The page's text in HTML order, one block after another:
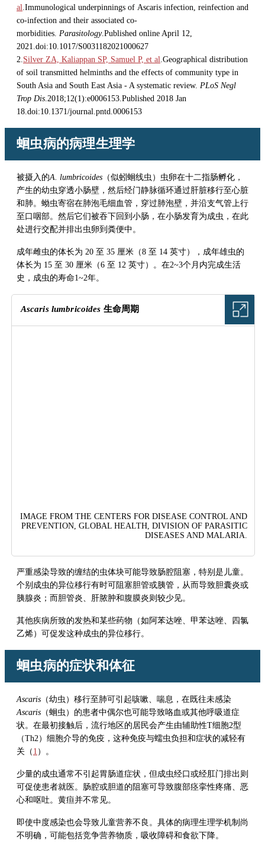
al .Immunological underpinnings of Ascaris infection, reinfection and
co-infection and their associated co-
morbidities. Parasitology.Published online April 12,
2021.doi:10.1017/S0031182021000627
2. Silver ZA, Kaliappan SP, Samuel P, et al .Geographical distribution
of soil transmitted helminths and the effects of community type in
South Asia and South East Asia - A systematic review. PLoS Negl
Trop Dis .2018;12(1):e0006153.Published 2018 Jan
18.doi:10.1371/journal.pntd.0006153
蛔虫病的病理生理学
被摄入的A. lumbricoides （似蚓蛔线虫）虫卵在十二指肠孵化，
产生的幼虫穿透小肠壁，然后经门静脉循环通过肝脏移行至心脏
和肺。蚴虫寄宿在肺泡毛细血管，穿过肺泡壁，并沿支气管上行
至口咽部。然后它们被吞下回到小肠，在小肠发育为成虫，在此
处进行交配并排出虫卵到粪便中。
成年雌虫的体长为 20 至 35 厘米（8 至 14 英寸），成年雄虫的
体长为 15 至 30 厘米（6 至 12 英寸）。在2~3个月内完成生活
史，成虫的寿命1~2年。
Ascaris lumbricoides 生命周期
IMAGE FROM THE CENTERS FOR DISEASE CONTROL AND
PREVENTION, GLOBAL HEALTH, DIVISION OF PARASITIC
DISEASES AND MALARIA.
严重感染导致的缠结的虫体块可能导致肠腔阻塞，特别是儿童。
个别成虫的异位移行有时可阻塞胆管或胰管，从而导致胆囊炎或
胰腺炎；而胆管炎、肝脓肿和腹膜炎则较少见。
其他疾病所致的发热和某些药物（如 阿苯达唑、 甲苯达唑、
四氯
乙烯）可促发这种成虫的异位移行。
蛔虫病的症状和体征
Ascaris （幼虫）移行至肺可引起咳嗽、喘息，在既往未感染
Ascaris （蛔虫）的患者中偶尔也可能导致咯血或其他呼吸道症
状。在最初接触后，流行地区的居民会产生由辅助性T细胞2型
（Th2）细胞介导的免疫，这种免疫与蠕虫负担和症状的减轻有
关（ 1 ）。
少量的成虫通常不引起胃肠道症状，但成虫经口或经肛门排出则
可促使患者就医。肠腔或胆道的阻塞可导致腹部痉挛性疼痛、恶
心和呕吐。黄疸并不常见。
即使中度感染也会导致儿童营养不良。具体的病理生理学机制尚
不明确，可能包括竞争营养物质，吸收障碍和食欲下降。